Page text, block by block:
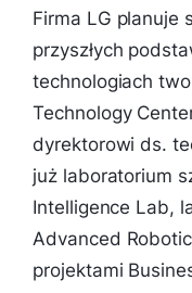
Firma LG planuje
przyszłych
technologiach
Technology
dyrektorowi ds.
już laboratorium
Intelligence Lab,
Advanced
projektami